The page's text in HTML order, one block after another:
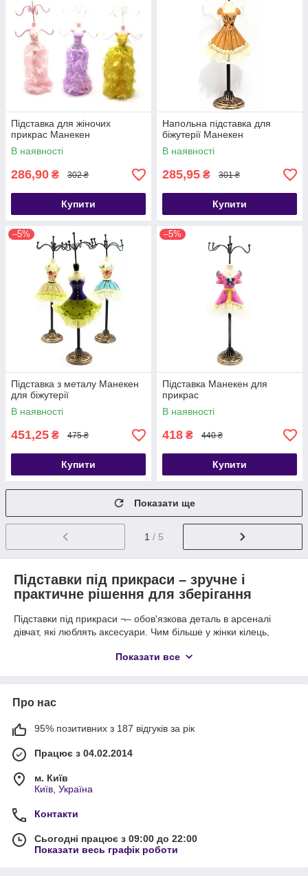
Підставка для жіночих
прикрас Манекен
В наявності
286,90 ₴ 302 ₴
Купити
Напольна підставка для
біжутерії Манекен
В наявності
285,95 ₴ 301 ₴
Купити
–5%
Підставка з металу Манекен
для біжутерії
В наявності
451,25 ₴ 475 ₴
Купити
–5%
Підставка Манекен для
прикрас
В наявності
418 ₴ 440 ₴
Купити
Показати ще
1 / 5
Підставки під прикраси – зручне і
практичне рішення для зберігання
Підставки під прикраси ¬– обов'язкова деталь в арсеналі
дівчат, які люблять аксесуари. Чим більше у жінки кілець,
спеціальних футлярах для зберігання всіх цінностей.
прикрасою для інтер'єру.
Ювелірні підставки – це безпрограшні варіанти подарунків
для дівчат. Такі скриньки будуть відмінним сховищем для
будь-яких прикрас: у них вони точно ніколи не загубляться і
не деформуються. Зберігати ювелірні аксесуари або
біжутерію стоїть в правильних умовах: так вони будуть
зберігати свій розкішний вигляд довгі роки.
Розкішні кейси для кілець: стильні моделі для
прикрас
хэвом для багатьох дівчат: це компактні скриньки, які відмінно
вписуються в інтер'єр кімнати в цілому. Вони добре
Показати все
Про нас
95% позитивних з 187 відгуків за рік
Працює з 04.02.2014
м. Київ
Київ, Україна
Контакти
Сьогодні працює з 09:00 до 22:00
Показати весь графік роботи